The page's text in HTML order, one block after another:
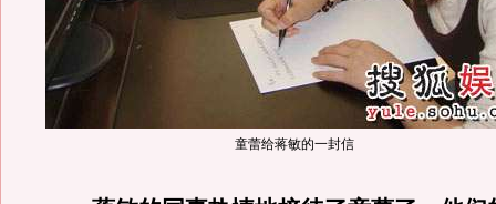
童蕾给蒋敏的一封信